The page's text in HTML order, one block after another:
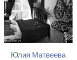
Юлия Матвеева